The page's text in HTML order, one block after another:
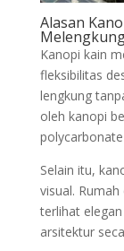
Alasan
Kanopi kain
fleksibilitas
lengkung
oleh kanopi
Selain itu,
visual.
terlihat
arsitektur